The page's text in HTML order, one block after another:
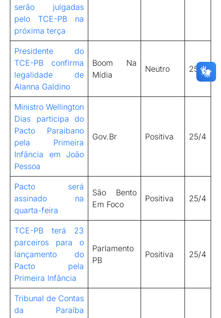
serão julgadas
pelo TCE-PB na
próxima terça
Presidente do
TCE-PB confirma
legalidade de
Alanna Galdino
Boom Na
Mídia
Neutro 25/4
Ministro Wellington
Dias participa do
Pacto Paraibano
pela Primeira
Infância em João
Pessoa
Gov.Br Positiva 25/4
Pacto será
assinado na
quarta-feira
São Bento
Em Foco
Positiva 25/4
TCE-PB terá 23
parceiros para o
lançamento do
Pacto pela
Primeira Infância
Parlamento
PB
Positiva 25/4
Tribunal de Contas
da Paraíba